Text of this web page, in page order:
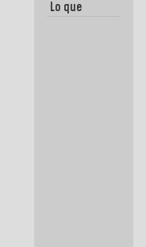
Lo que